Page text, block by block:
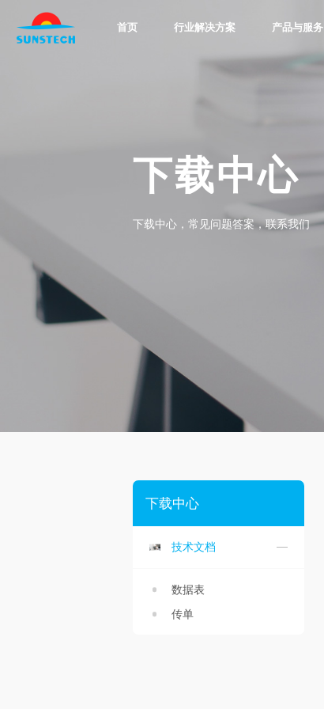
首页 行业解决方案 产品与服务
下载中心
下载中心，常见问题答案，联系我们
下载中心
技术文档
数据表
传单